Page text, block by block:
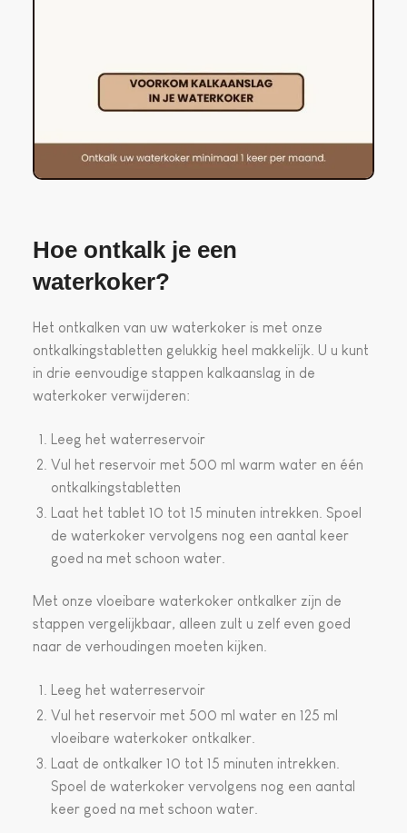
Hoe ontkalk je een
waterkoker?
Het ontkalken van uw waterkoker is met onze
ontkalkingstabletten gelukkig heel makkelijk. U u kunt
in drie eenvoudige stappen kalkaanslag in de
waterkoker verwijderen:
Leeg het waterreservoir
Vul het reservoir met 500 ml warm water en één
ontkalkingstabletten
Laat het tablet 10 tot 15 minuten intrekken. Spoel
de waterkoker vervolgens nog een aantal keer
goed na met schoon water.
Met onze vloeibare waterkoker ontkalker zijn de
stappen vergelijkbaar, alleen zult u zelf even goed
naar de verhoudingen moeten kijken.
Leeg het waterreservoir
Vul het reservoir met 500 ml water en 125 ml
vloeibare waterkoker ontkalker.
Laat de ontkalker 10 tot 15 minuten intrekken.
Spoel de waterkoker vervolgens nog een aantal
keer goed na met schoon water.